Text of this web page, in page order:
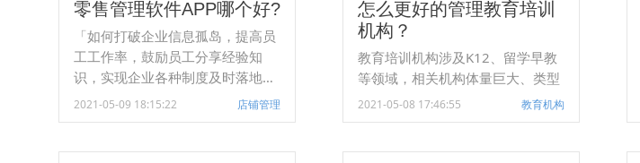
零售管理软件APP哪个好?
「如何打破企业信息孤岛，提高员
工工作率，鼓励员工分享经验知
识，实现企业各种制度及时落地，
解决各个门店各类重要申请审批的
时效性，跟各个经销商保持良好合
2021-05-09 18:15:22 店铺管理
怎么更好的管理教育培训
机构？
教育培训机构涉及K12、留学早教
等领域，相关机构体量巨大、类型
繁复、发展水平参差不齐。相对于
传统学校，教育培训机构面临的环
2021-05-08 17:46:55 教育机构